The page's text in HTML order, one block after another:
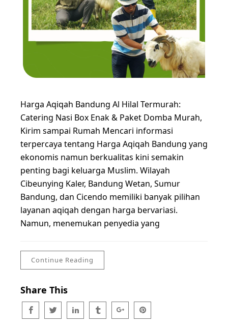
Harga Aqiqah Bandung Al Hilal Termurah:
Catering Nasi Box Enak & Paket Domba Murah,
Kirim sampai Rumah Mencari informasi
terpercaya tentang Harga Aqiqah Bandung yang
ekonomis namun berkualitas kini semakin
penting bagi keluarga Muslim. Wilayah
Cibeunying Kaler, Bandung Wetan, Sumur
Bandung, dan Cicendo memiliki banyak pilihan
layanan aqiqah dengan harga bervariasi.
Namun, menemukan penyedia yang
Continue Reading
Share This